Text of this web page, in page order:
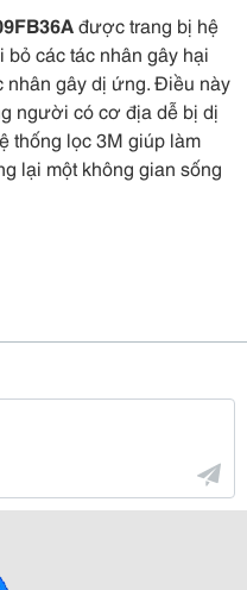
được trang bị hệ
các tác nhân gây hại
nhân gây dị ứng. Điều này
người có cơ địa dễ bị dị
thống lọc 3M giúp làm
lại một không gian sống